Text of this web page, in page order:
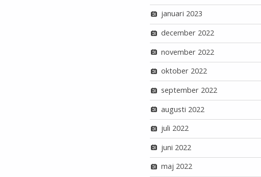
januari 2023
december 2022
november 2022
oktober 2022
september 2022
augusti 2022
juli 2022
juni 2022
maj 2022